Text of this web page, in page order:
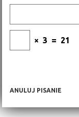
ANULUJ PISANIE
× 3 = 21